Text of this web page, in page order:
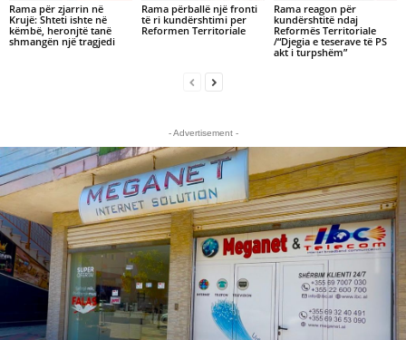
Rama për zjarrin në
Krujë: Shteti ishte në
këmbë, heronjtë tanë
shmangën një tragjedi
Rama përballë një fronti
të ri kundërshtimi per
Reformen Territoriale
Rama reagon për
kundërshtitë ndaj
Reformës Territoriale
/“Djegia e teserave të PS
akt i turpshëm”
- Advertisement -